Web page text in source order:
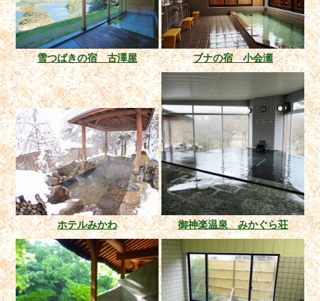
雪つばきの宿 古澤屋 ブナの宿 小会瀬
ホテルみかわ 御神楽温泉 みかぐら荘